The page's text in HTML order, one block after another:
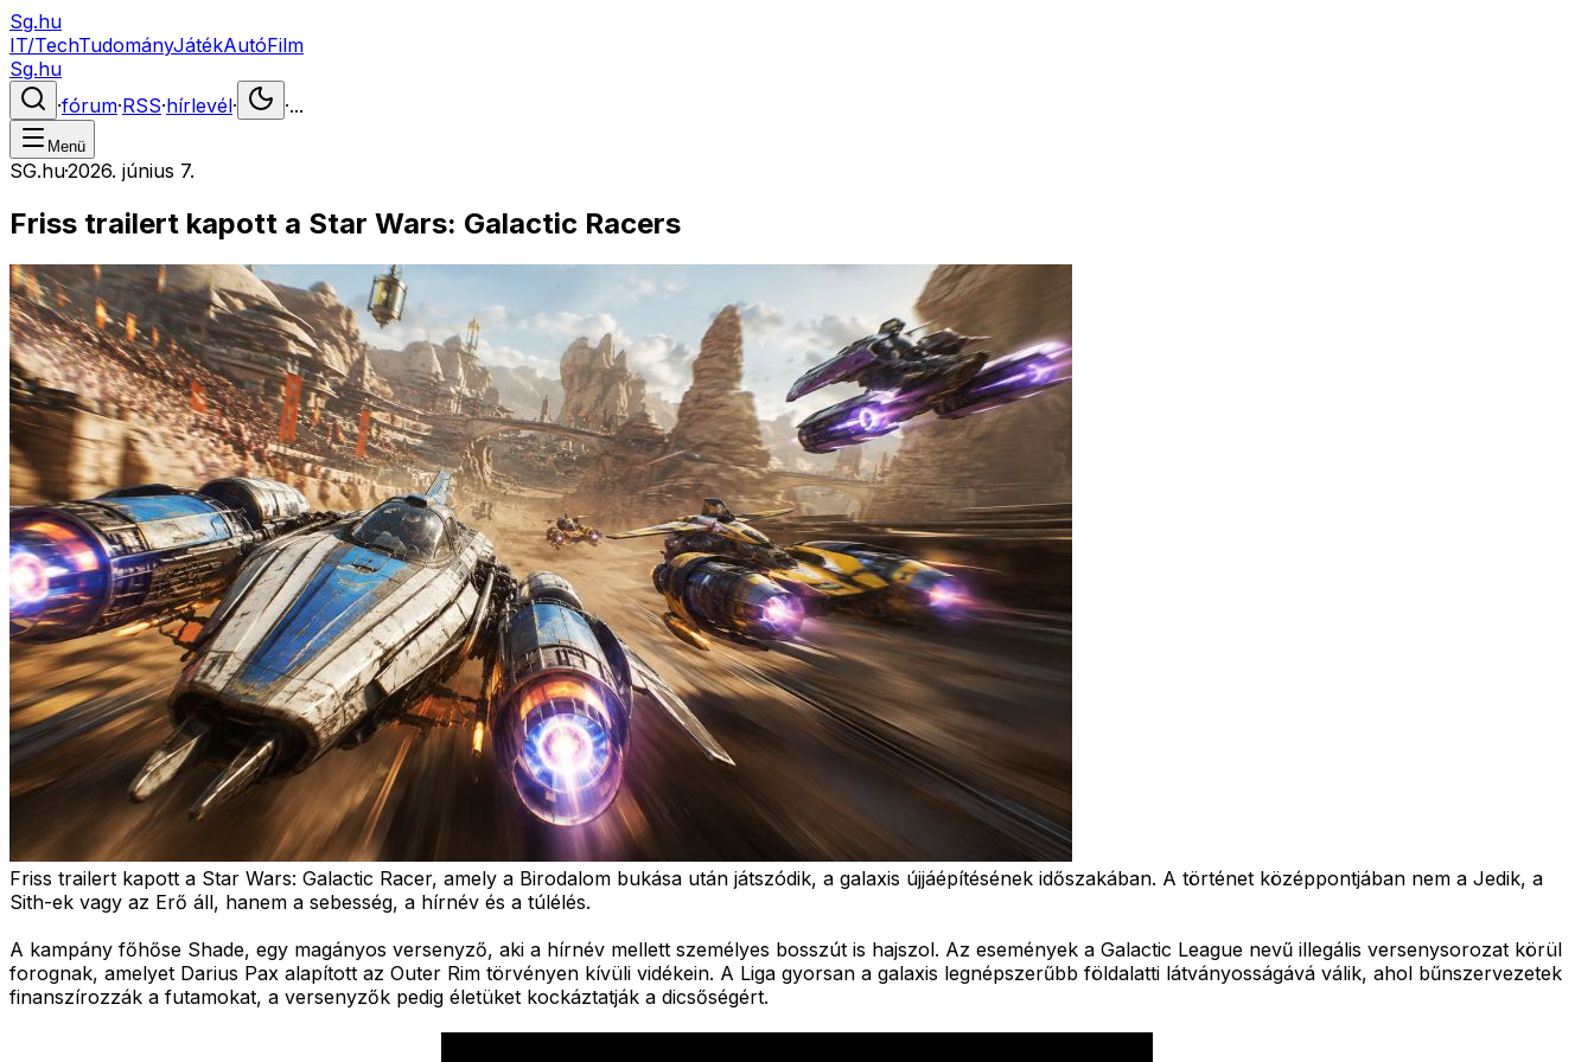
Sg.hu
IT/TechTudományJátékAutóFilm
Sg.hu
·fórum·RSS·hírlevél· ·...
Menü
SG.hu·2026. június 7.
Friss trailert kapott a Star Wars: Galactic Racers
Friss trailert kapott a Star Wars: Galactic Racer, amely a Birodalom bukása után játszódik, a galaxis újjáépítésének időszakában. A történet középpontjában nem a Jedik, a
Sith-ek vagy az Erő áll, hanem a sebesség, a hírnév és a túlélés.
A kampány főhőse Shade, egy magányos versenyző, aki a hírnév mellett személyes bosszút is hajszol. Az események a Galactic League nevű illegális versenysorozat körül
forognak, amelyet Darius Pax alapított az Outer Rim törvényen kívüli vidékein. A Liga gyorsan a galaxis legnépszerűbb földalatti látványosságává válik, ahol bűnszervezetek
finanszírozzák a futamokat, a versenyzők pedig életüket kockáztatják a dicsőségért.